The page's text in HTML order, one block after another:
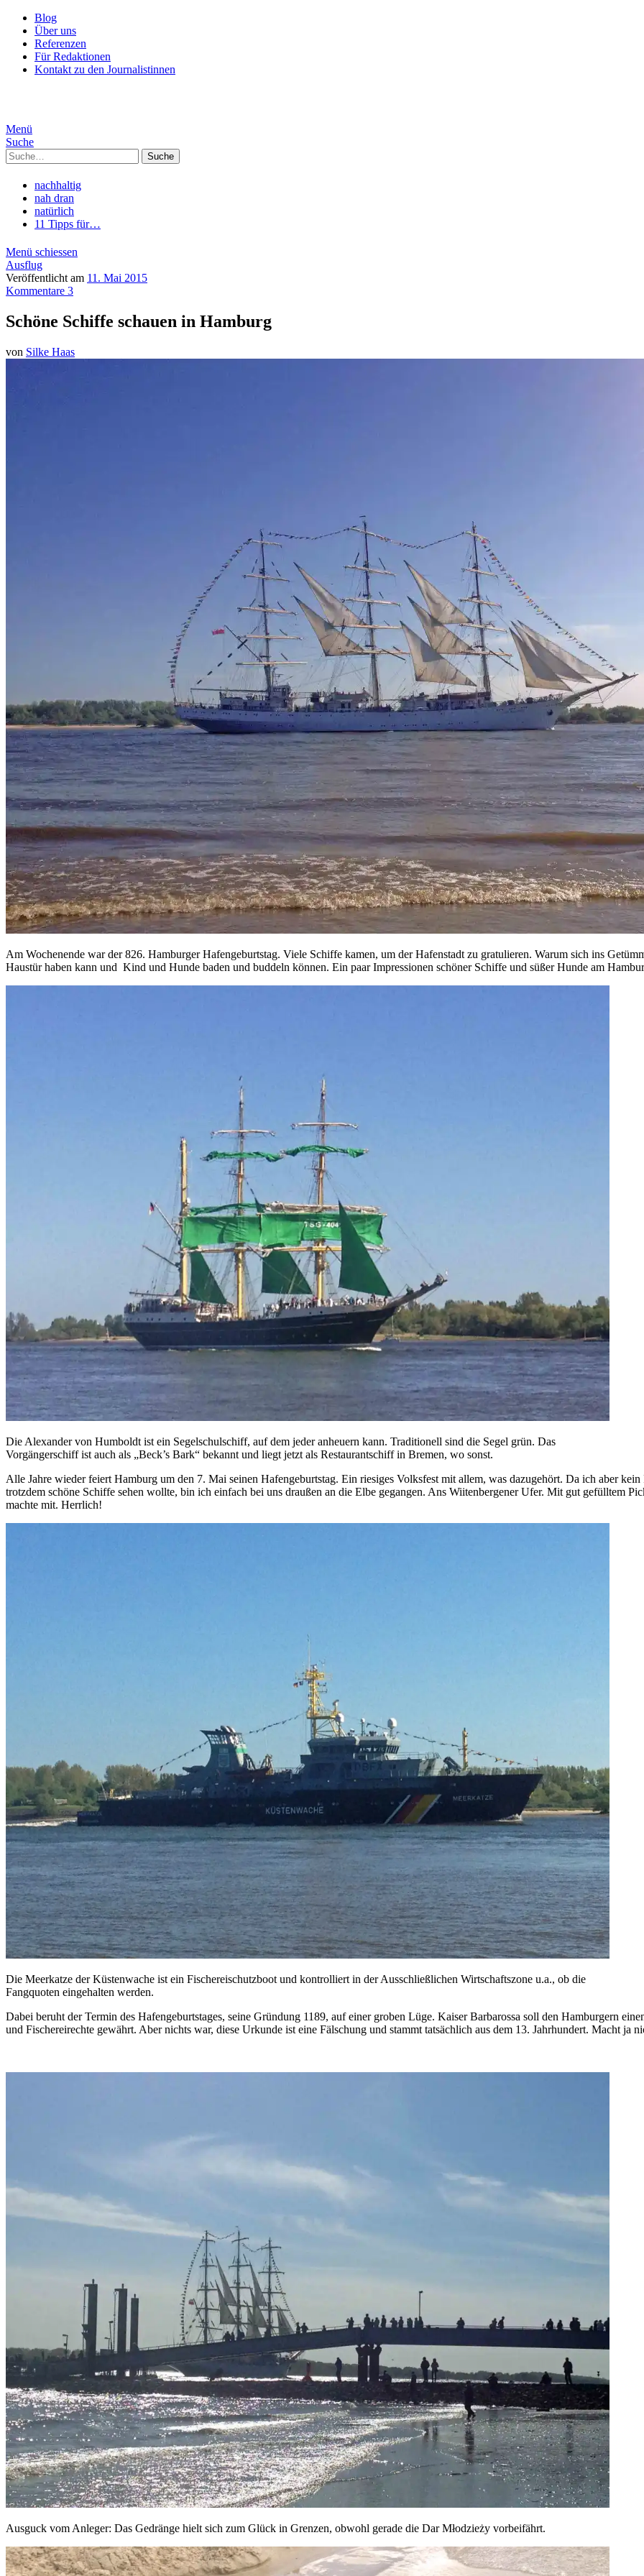
Blog
Über uns
Referenzen
Für Redaktionen
Kontakt zu den Journalistinnen
Menü
Suche
Suche
nachhaltig
nah dran
natürlich
11 Tipps für…
Menü schiessen
Ausflug
Veröffentlicht am 11. Mai 2015
Kommentare 3
Schöne Schiffe schauen in Hamburg
von Silke Haas
Am Wochenende war der 826. Hamburger Hafengeburtstag. Viele Schiffe kamen, um der Hafenstadt zu gratulieren. Warum sich ins
Haustür haben kann und Kind und Hunde baden und buddeln können. Ein paar Impressionen schöner Schiffe und süßer Hunde am
Die Alexander von Humboldt ist ein Segelschulschiff, auf dem jeder anheuern kann. Traditionell sind die Segel grün. Das
Vorgängerschiff ist auch als „Beck’s Bark“ bekannt und liegt jetzt als Restaurantschiff in Bremen, wo sonst.
Alle Jahre wieder feiert Hamburg um den 7. Mai seinen Hafengeburtstag. Ein riesiges Volksfest mit allem, was dazugehört. Da ich aber
trotzdem schöne Schiffe sehen wollte, bin ich einfach bei uns draußen an die Elbe gegangen. Ans Wiitenbergener Ufer. Mit gut gefülltem
machte mit. Herrlich!
Die Meerkatze der Küstenwache ist ein Fischereischutzboot und kontrolliert in der Ausschließlichen Wirtschaftszone u.a., ob die
Fangquoten eingehalten werden.
Dabei beruht der Termin des Hafengeburtstages, seine Gründung 1189, auf einer groben Lüge. Kaiser Barbarossa soll den Hamburgern
und Fischereirechte gewährt. Aber nichts war, diese Urkunde ist eine Fälschung und stammt tatsächlich aus dem 13. Jahrhundert. Macht ja
Ausguck vom Anleger: Das Gedränge hielt sich zum Glück in Grenzen, obwohl gerade die Dar Młodzieży vorbeifährt.